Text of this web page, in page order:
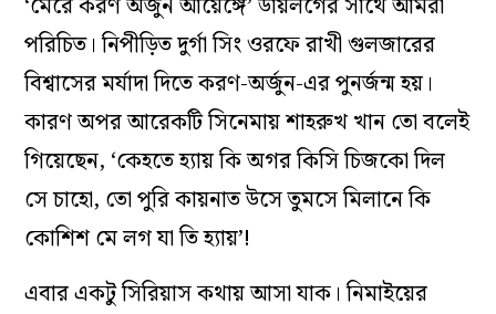
‘মেরে করণ অর্জুন আয়েঙ্গে’ ডায়লগের সাথে আমরা
পরিচিত। নিপীড়িত দুর্গা সিং ওরফে রাখী গুলজারের
বিশ্বাসের মর্যাদা দিতে করণ-অর্জুন-এর পুনর্জন্ম হয়।
কারণ অপর আরেকটি সিনেমায় শাহরুখ খান তো বলেই
গিয়েছেন, ‘কেহতে হ্যায় কি অগর কিসি চিজকো দিল
সে চাহো, তো পুরি কায়নাত উসে তুমসে মিলানে কি
কোশিশ মে লগ যা তি হ্যায়’!
এবার একটু সিরিয়াস কথায় আসা যাক। নিমাইয়ের